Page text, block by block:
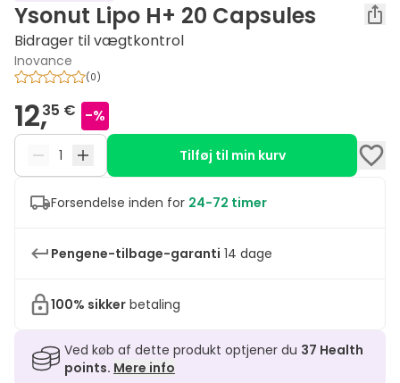
Ysonut Lipo H+ 20 Capsules
Bidrager til vægtkontrol
Inovance
(0)
12,35 € -%
Tilføj til min kurv
Forsendelse inden for 24-72 timer
Pengene-tilbage-garanti 14 dage
100% sikker betaling
Ved køb af dette produkt optjener du 37 Health
points. Mere info